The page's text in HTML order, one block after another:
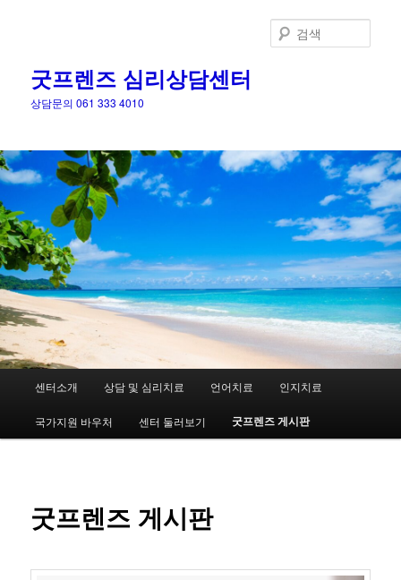
굿프렌즈 심리상담센터
상담문의 061 333 4010
색
뉴
첫
번
컨
센터소개 상담 및 심리치료 언어치료 인지치료
국가지원 바우처 센터 둘러보기 굿프렌즈 게시판
굿프렌즈 게시판